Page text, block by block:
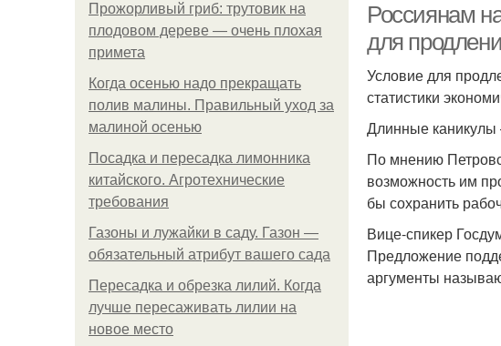
Прожорливый гриб: трутовик на
плодовом дереве — очень плохая
примета
Когда осенью надо прекращать
полив малины. Правильный уход за
малиной осенью
Посадка и пересадка лимонника
китайского. Агротехнические
требования
Газоны и лужайки в саду. Газон —
обязательный атрибут вашего сада
Пересадка и обрезка лилий. Когда
лучше пересаживать лилии на
новое место
Россиянам
для
Условие для
статистики
Длинные каникулы
По мнению
возможность им
бы сохранить
Вице-спикер
Предложение
аргументы